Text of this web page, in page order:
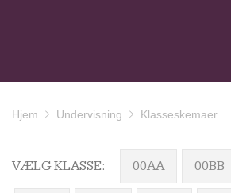
Hjem Undervisning Klasseskemaer
VÆLG KLASSE: 00AA 00BB